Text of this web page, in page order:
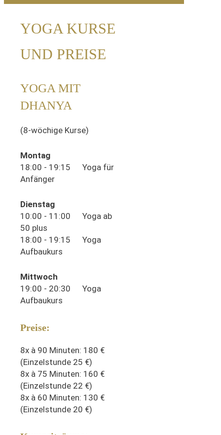
YOGA KURSE
UND PREISE
YOGA MIT
DHANYA
(8-wöchige Kurse)
Montag
18:00 - 19:15 Yoga für
Anfänger
Dienstag
10:00 - 11:00 Yoga ab
50 plus
18:00 - 19:15 Yoga
Aufbaukurs
Mittwoch
19:00 - 20:30 Yoga
Aufbaukurs
Preise:
8x à 90 Minuten: 180 €
(Einzelstunde 25 €)
8x à 75 Minuten: 160 €
(Einzelstunde 22 €)
8x à 60 Minuten: 130 €
(Einzelstunde 20 €)